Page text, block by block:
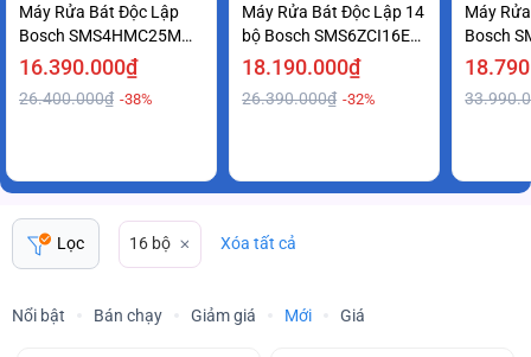
Máy Rửa Bát Độc Lập
Bosch SMS4HMC25M
Series 4 Tiện Lợi Giá Ưu
16.390.000₫
26.400.000₫ -38%
Máy Rửa Bát Độc Lập 14
bộ Bosch SMS6ZCI16E
series 6 Sạch Khô Hoàn
18.190.000₫
26.390.000₫ -32%
Máy
Bosch
Series 6
Lọc 16 bộ Xóa tất cả
Nổi bật Bán chạy Giảm giá Mới Giá